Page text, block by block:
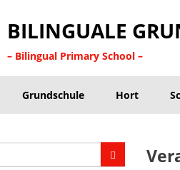
BILINGUALE
– Bilingual Primary School –
Grundschule Hort